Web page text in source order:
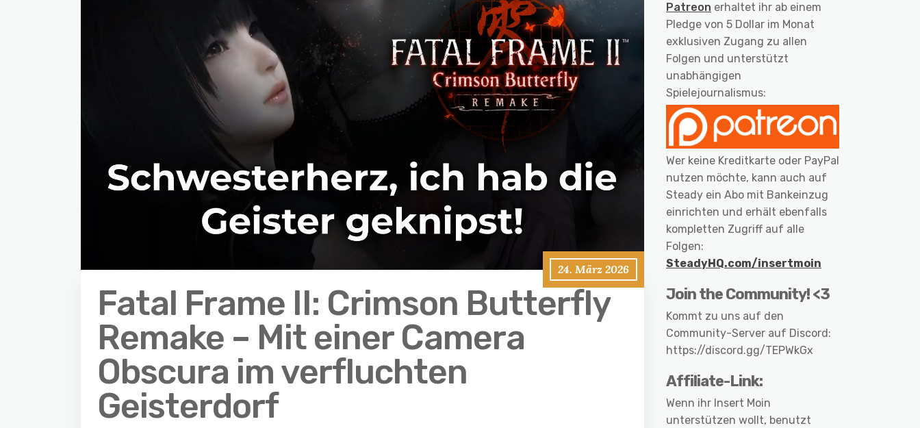
24. März 2026
Fatal Frame II: Crimson Butterfly
Remake – Mit einer Camera
Obscura im verfluchten
Geisterdorf
Patreon erhaltet ihr ab einem
Pledge von 5 Dollar im Monat
exklusiven Zugang zu allen
Folgen und unterstützt
unabhängigen
Spielejournalismus:
Wer keine Kreditkarte oder PayPal
nutzen möchte, kann auch auf
Steady ein Abo mit Bankeinzug
einrichten und erhält ebenfalls
kompletten Zugriff auf alle
Folgen:
SteadyHQ.com/insertmoin
Join the Community! <3
Kommt zu uns auf den
Community-Server auf Discord:
https://discord.gg/TEPWkGx
Affiliate-Link:
Wenn ihr Insert Moin
unterstützen wollt, benutzt